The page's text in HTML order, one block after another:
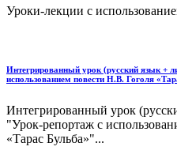
Уроки-лекции с
Интегрированный урок (русский язык +
использованием повести Н.В. Гоголя
Интегрированный урок
"Урок-репортаж с
«Тарас Бульба»"...